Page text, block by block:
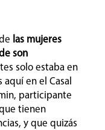
las mujeres
son
solo estaba en
en el Casal
participante
tienen
y que quizás